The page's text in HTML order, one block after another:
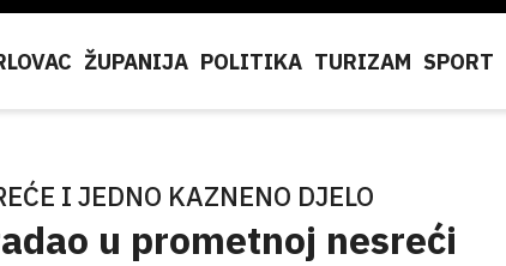
ŽUPANIJA POLITIKA TURIZAM SPORT
I JEDNO KAZNENO DJELO
u prometnoj nesreći